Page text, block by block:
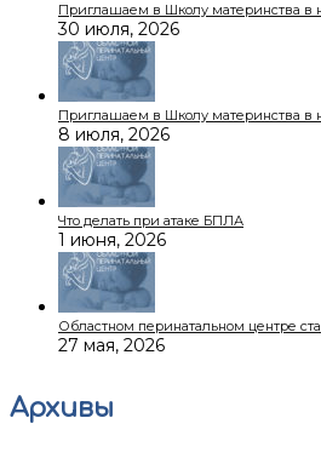
Приглашаем в Школу материнства в
30 июля, 2026
Приглашаем в Школу материнства в
8 июля, 2026
Что делать при атаке БПЛА
1 июня, 2026
Областном перинатальном центре
27 мая, 2026
Архивы